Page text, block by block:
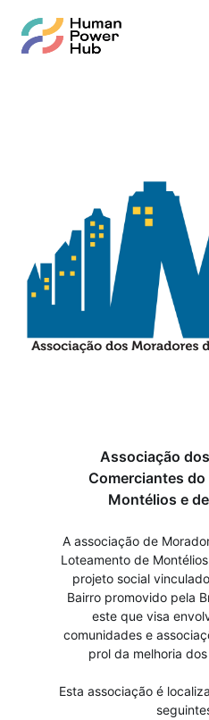
Associação
Comerciantes
Montélios e
A associação de
Loteamento de
projeto social
Bairro promovido pela
este que visa
comunidades e
prol da melhoria
Esta associação é